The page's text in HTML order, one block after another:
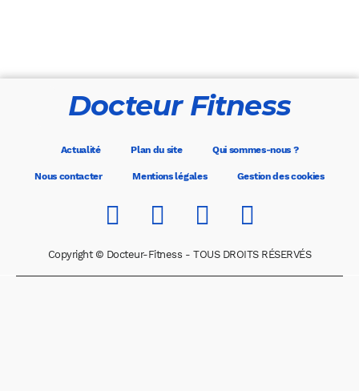
Docteur Fitness
Actualité Plan du site Qui sommes-nous ?
Nous contacter Mentions légales Gestion des cookies
Copyright © Docteur-Fitness - TOUS DROITS RÉSERVÉS